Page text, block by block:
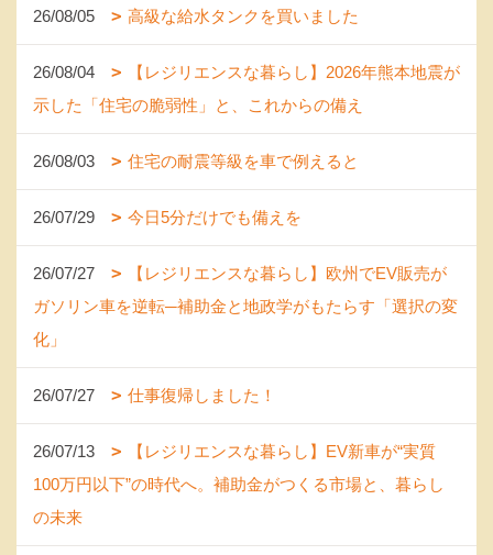
26/08/05 高級な給水タンクを買いました
26/08/04
【レジリエンスな暮らし】2026年熊本地震が
示した「住宅の脆弱性」と、これからの備え
26/08/03 住宅の耐震等級を車で例えると
26/07/29 今日5分だけでも備えを
26/07/27
【レジリエンスな暮らし】欧州でEV販売が
ガソリン車を逆転─補助金と地政学がもたらす「選択の変
化」
26/07/27 仕事復帰しました！
26/07/13
【レジリエンスな暮らし】EV新車が“実質
100万円以下”の時代へ。補助金がつくる市場と、暮らし
の未来